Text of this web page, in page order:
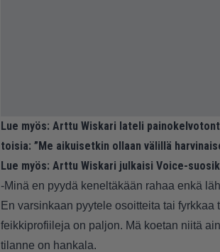
Lue myös: Arttu Wiskari lateli
toisia: ”Me aikuisetkin ollaan välillä
Lue myös: Arttu Wiskari julkaisi Voice-
-Minä en pyydä keneltäkään rahaa enkä
En varsinkaan pyytele osoitteita tai
feikkiprofiileja on paljon. Mä koetan niitä
tilanne on hankala.